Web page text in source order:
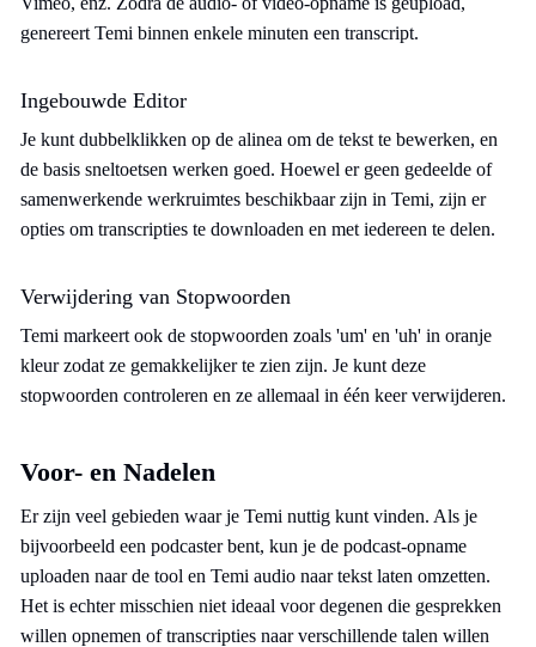
genereert Temi binnen enkele minuten een transcript.
Ingebouwde Editor
Je kunt dubbelklikken op de alinea om de tekst te bewerken, en
de basis sneltoetsen werken goed. Hoewel er geen gedeelde of
samenwerkende werkruimtes beschikbaar zijn in Temi, zijn er
opties om transcripties te downloaden en met iedereen te delen.
Verwijdering van Stopwoorden
Temi markeert ook de stopwoorden zoals 'um' en 'uh' in oranje
kleur zodat ze gemakkelijker te zien zijn. Je kunt deze
stopwoorden controleren en ze allemaal in één keer verwijderen.
Voor- en Nadelen
Er zijn veel gebieden waar je Temi nuttig kunt vinden. Als je
bijvoorbeeld een podcaster bent, kun je de podcast-opname
uploaden naar de tool en Temi audio naar tekst laten omzetten.
Het is echter misschien niet ideaal voor degenen die gesprekken
willen opnemen of transcripties naar verschillende talen willen